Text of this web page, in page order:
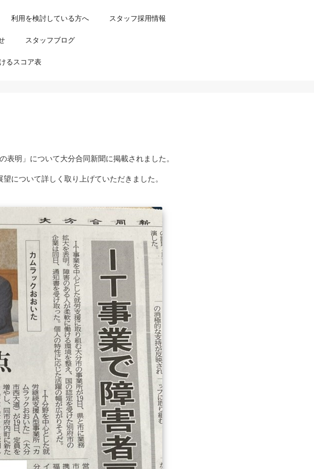
利用を検討している方へ スタッフ採用情報
スタッフブログ
るスコア表
明」について大分合同新聞に掲載されました。
について詳しく取り上げていただきました。